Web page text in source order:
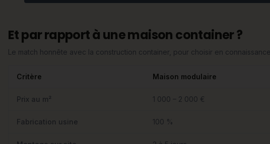
Et par rapport à une maison container ?
Le match honnête avec la construction container, pour choisir en
Critère Maison modulaire
Prix au m² 1 000 – 2 000 €
Fabrication usine 100 %